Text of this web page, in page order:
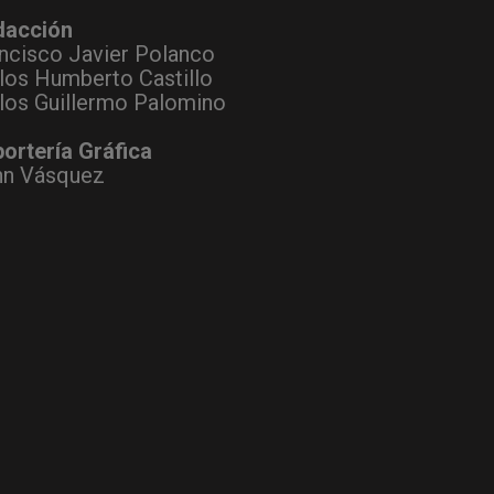
Javier Polanco
Humberto Castillo
Guillermo Palomino
Gráfica
Vásquez